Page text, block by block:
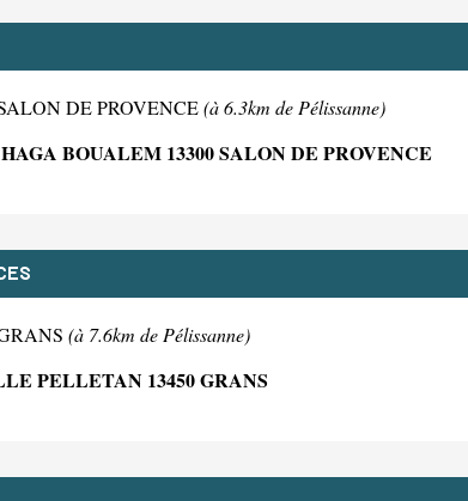
DE PROVENCE(à 6.3km de Pélissanne)
BOUALEM 13300 SALON DE PROVENCE
(à 7.6km de Pélissanne)
PELLETAN 13450 GRANS